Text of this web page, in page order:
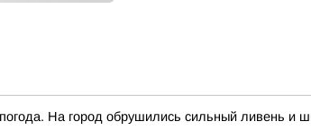
На город обрушились сильный ливень и